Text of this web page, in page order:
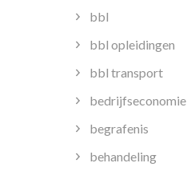
bbl
bbl opleidingen
bbl transport
bedrijfseconomie
begrafenis
behandeling